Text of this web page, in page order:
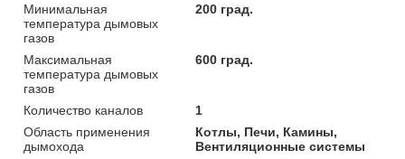
Минимальная
температура дымовых
газов
200 град.
Максимальная
температура дымовых
газов
600 град.
Количество каналов
1
Область применения
дымохода
Котлы, Печи, Камины,
Вентиляционные системы